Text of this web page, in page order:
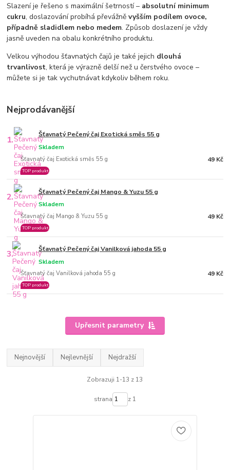
Slazení je řešeno s maximální šetrností – absolutní minimum
cukru, doslazování probíhá převážněvyšším podílem ovoce,
případně sladidlem nebo medem. Způsob doslazení je vždy
jasně uveden na obalu konkrétního produktu.
Velkou výhodou šťavnatých čajů je také jejich dlouhá
trvanlivost, která je výrazně delší než u čerstvého ovoce –
můžete si je tak vychutnávat kdykoliv během roku.
Nejprodávanější
1. Šťavnatý Pečený čaj Exotická směs 55 g
Šťavnatý čaj Exotická směs 55 g
Skladem
TOP produkt
49 Kč
2. Šťavnatý Pečený čaj Mango & Yuzu 55 g
Šťavnatý čaj Mango & Yuzu 55 g
Skladem
TOP produkt
49 Kč
3. Šťavnatý Pečený čaj Vanilková jahoda 55 g
Šťavnatý čaj Vanilková jahoda 55 g
Skladem
TOP produkt
49 Kč
Upřesnit parametry
Nejnovější Nejlevnější Nejdražší
Zobrazuji 1-13 z 13
strana z 1